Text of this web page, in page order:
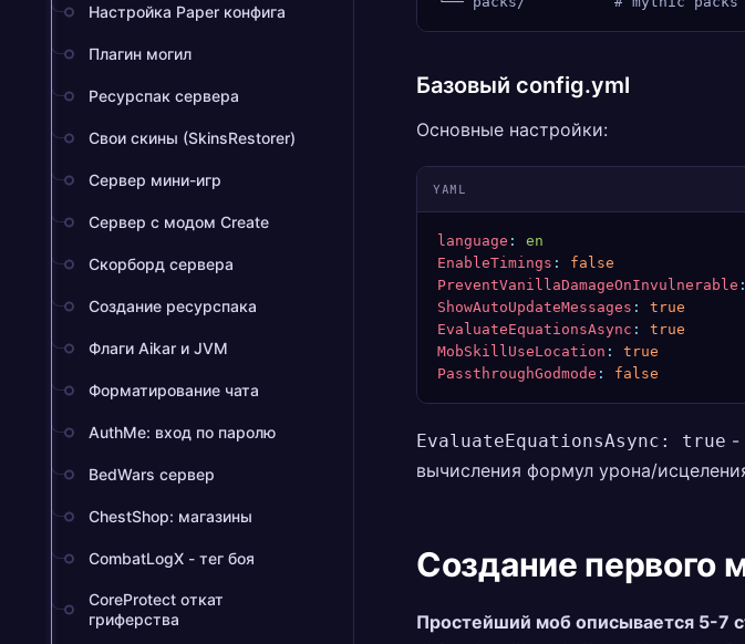
Настройка Paper конфига
Плагин могил
Ресурспак сервера
Свои скины (SkinsRestorer)
Сервер мини-игр
Сервер с модом Create
Скорборд сервера
Создание ресурспака
Флаги Aikar и JVM
Форматирование чата
AuthMe: вход по паролю
BedWars сервер
ChestShop: магазины
CombatLogX - тег боя
CoreProtect откат
гриферства
Базовый config.yml
Основные настройки:
YAML
language :
en
EnableTimings :
false
PreventVanillaDamageOnInvulnerable :
ShowAutoUpdateMessages :
true
EvaluateEquationsAsync : true
MobSkillUseLocation :
true
PassthroughGodmode : false
EvaluateEquationsAsync: true -
вычисления формул урона/
Создание первого
Простейший моб описывается 5-7